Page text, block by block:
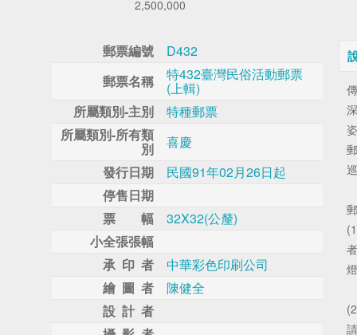
2,500,000
郵票編號
D432
郵票名稱
特432臺灣民俗活動郵票
(上輯)
所屬類別-主別
特種郵票
所屬類別-所有類
別
喜慶
發行日期
民國91年02月26日起
停售日期
票 幅
32X32(公釐)
小全張張幅
承 印 者
中華彩色印刷公司
繪 圖 者
陳健全
設 計 者